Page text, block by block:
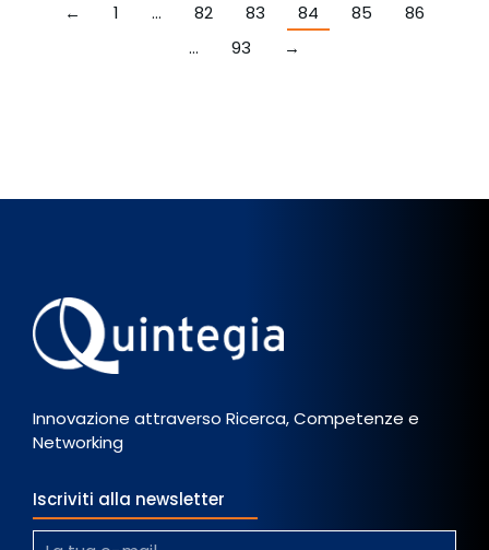
← 1 … 82 83 84 85
86
…
93 →
Innovazione attraverso Ricerca, Competenze e
Networking
Iscriviti alla newsletter